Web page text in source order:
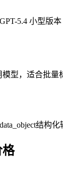
5.4 小型版本
模型，适合批
data_object结构化
格